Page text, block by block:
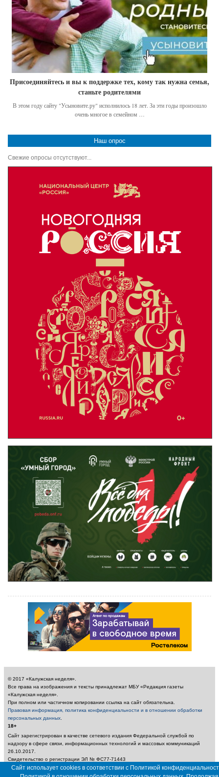
Присоединяйтесь и вы к поддержке тех, кому так нужна семья,
станьте родителями
В этом году сайту "Усыновите.ру" исполнилось 18 лет. За эти годы произошло
очень многое в семейном …
Наш опрос
Свежие опросы отсутствуют...
© 2017 «Калужская неделя».
Все права на изображения и тексты принадлежат МБУ «Редакция газеты
«Калужская неделя».
При полном или частичном копировании ссылка на сайт обязательна.
Правовая информация, политика конфиденциальности и в отношении обработки
персональных данных
18+
Сайт зарегистрирован в качестве сетевого издания Федеральной службой по
надзору в сфере связи, информационных технологий и массовых коммуникаций
26.10.2017.
Свидетельство о регистрации ЭЛ № ФС77-71443
Учредитель: Муниципальное бюджетное учреждение «Редакция газеты «Калужская
неделя»
Сайт использует cookies в соответствии с Политикой